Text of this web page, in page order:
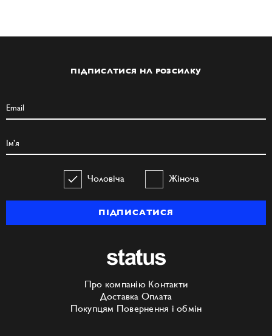
ПІДПИСАТИСЯ НА РОЗСИЛКУ
Чоловіча Жіноча
ПІДПИСАТИСЯ
Про компанію Контакти
Доставка Оплата
Покупцям Повернення і обмін